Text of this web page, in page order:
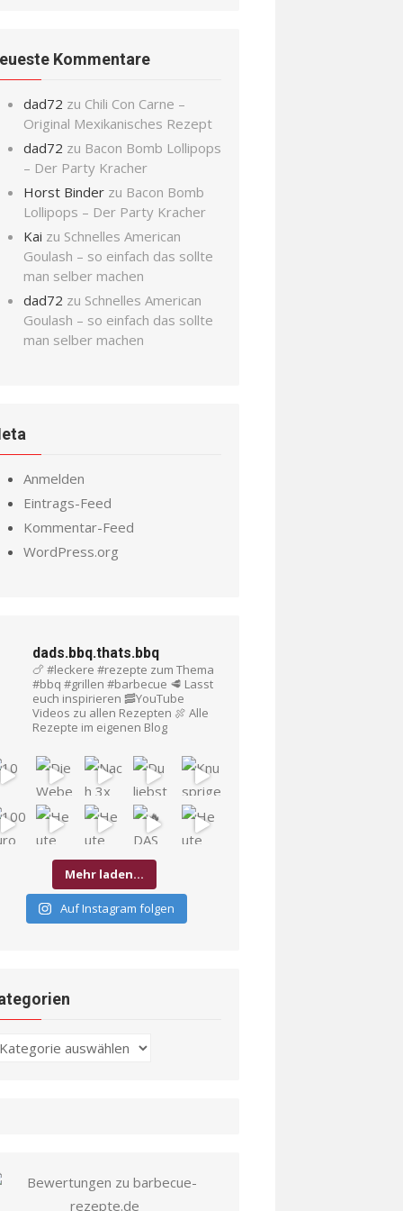
Kommentare
dad72 zu Chili Con Carne –
Original Mexikanisches Rezept
dad72 zu Bacon Bomb Lollipops
– Der Party Kracher
Horst Binder zu Bacon Bomb
Lollipops – Der Party Kracher
Kai zu Schnelles American
Goulash – so einfach das sollte
man selber machen
dad72 zu Schnelles American
Goulash – so einfach das sollte
man selber machen
Anmelden
Eintrags-Feed
Kommentar-Feed
WordPress.org
dads.bbq.thats.bbq
🍗 #leckere #rezepte zum Thema
#bbq #grillen #barbecue 🥩 Lasst
euch inspirieren 🥓YouTube
Videos zu allen Rezepten 🍖 Alle
Rezepte im eigenen Blog
Mehr laden…
Auf Instagram folgen